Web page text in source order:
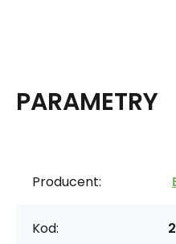
PARAMETRY
Producent:
Kod: